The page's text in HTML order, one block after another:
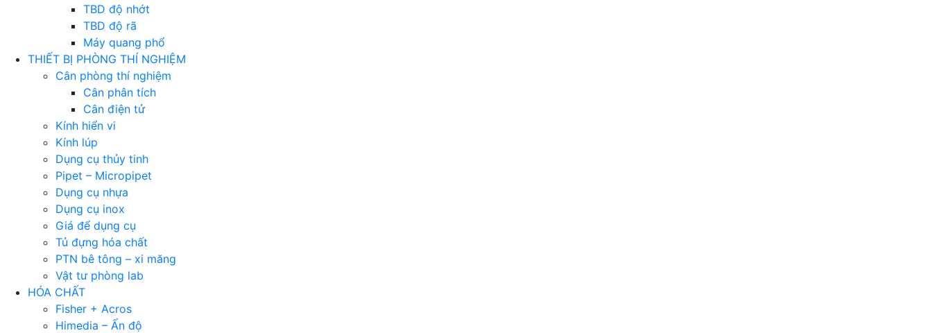
TBD độ nhớt
TBD độ rã
Máy quang phổ
THIẾT BỊ PHÒNG THÍ NGHIỆM
Cân phòng thí nghiệm
Cân phân tích
Cân điện tử
Kính hiển vi
Kính lúp
Dụng cụ thủy tinh
Pipet – Micropipet
Dụng cụ nhựa
Dụng cụ inox
Giá để dụng cụ
Tủ đựng hóa chất
PTN bê tông – xi măng
Vật tư phòng lab
HÓA CHẤT
Fisher + Acros
Himedia – Ấn độ